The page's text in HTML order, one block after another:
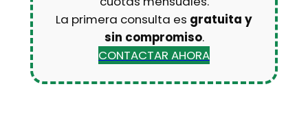
La primera consulta es gratuita y
sin compromiso.
CONTACTAR AHORA